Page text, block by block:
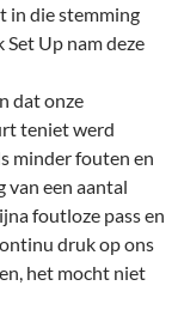
in die stemming
Up nam deze
dat onze
teniet werd
minder fouten en
van een aantal
foutloze pass en
druk op ons
het mocht niet